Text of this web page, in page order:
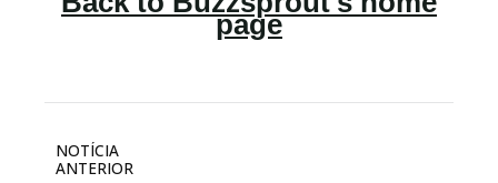
NOTÍCIA
ANTERIOR